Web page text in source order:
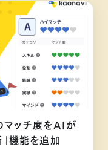
マッチ度をAIが
機能を追加